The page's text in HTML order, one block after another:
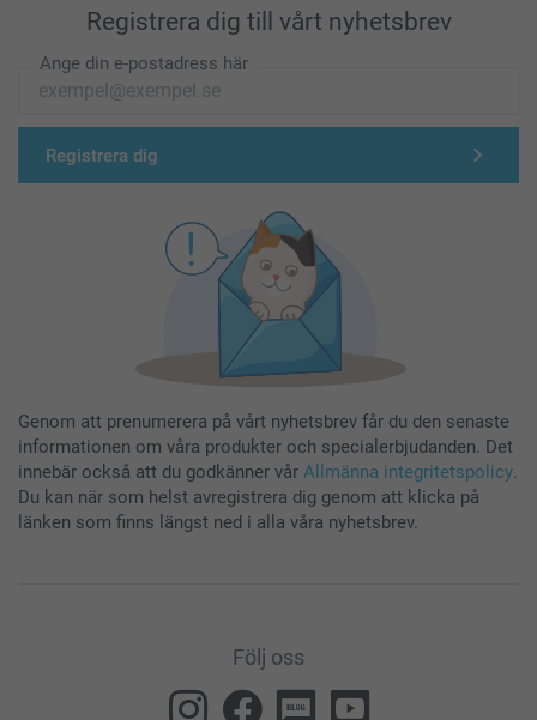
Registrera dig till vårt nyhetsbrev
Ange din e-postadress här
Registrera dig
Genom att prenumerera på vårt nyhetsbrev får du den senaste
informationen om våra produkter och specialerbjudanden. Det
innebär också att du godkänner vår Allmänna integritetspolicy.
Du kan när som helst avregistrera dig genom att klicka på
länken som finns längst ned i alla våra nyhetsbrev.
Följ oss